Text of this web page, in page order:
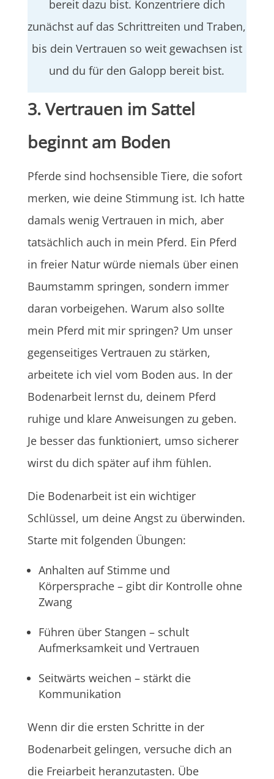
bereit dazu bist. Konzentriere dich
zunächst auf das Schrittreiten und Traben,
bis dein Vertrauen so weit gewachsen ist
und du für den Galopp bereit bist.
3. Vertrauen im Sattel
beginnt am Boden
Pferde sind hochsensible Tiere, die sofort
merken, wie deine Stimmung ist. Ich hatte
damals wenig Vertrauen in mich, aber
tatsächlich auch in mein Pferd. Ein Pferd
in freier Natur würde niemals über einen
Baumstamm springen, sondern immer
daran vorbeigehen. Warum also sollte
mein Pferd mit mir springen? Um unser
gegenseitiges Vertrauen zu stärken,
arbeitete ich viel vom Boden aus. In der
Bodenarbeit lernst du, deinem Pferd
ruhige und klare Anweisungen zu geben.
Je besser das funktioniert, umso sicherer
wirst du dich später auf ihm fühlen.
Die Bodenarbeit ist ein wichtiger
Schlüssel, um deine Angst zu überwinden.
Starte mit folgenden Übungen:
Anhalten auf Stimme und
Körpersprache – gibt dir Kontrolle ohne
Zwang
Führen über Stangen – schult
Aufmerksamkeit und Vertrauen
Seitwärts weichen – stärkt die
Kommunikation
Wenn dir die ersten Schritte in der
Bodenarbeit gelingen, versuche dich an
die Freiarbeit heranzutasten. Übe